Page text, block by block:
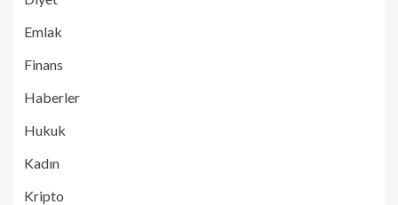
Emlak
Finans
Haberler
Hukuk
Kadın
Kripto